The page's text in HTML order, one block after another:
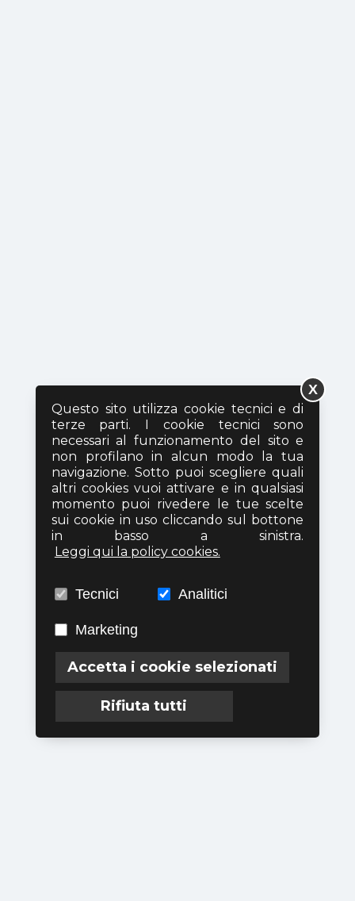
Questo sito utilizza cookie tecnici e di
terze parti. I cookie tecnici sono
necessari al funzionamento del sito e
non profilano in alcun modo la tua
navigazione. Sotto puoi scegliere quali
altri cookies vuoi attivare e in qualsiasi
momento puoi rivedere le tue scelte
sui cookie in uso cliccando sul bottone
in basso a sinistra.
Leggi qui la policy cookies.
Tecnici Analitici
Marketing
Accetta i cookie selezionati
Rifiuta tutti
X